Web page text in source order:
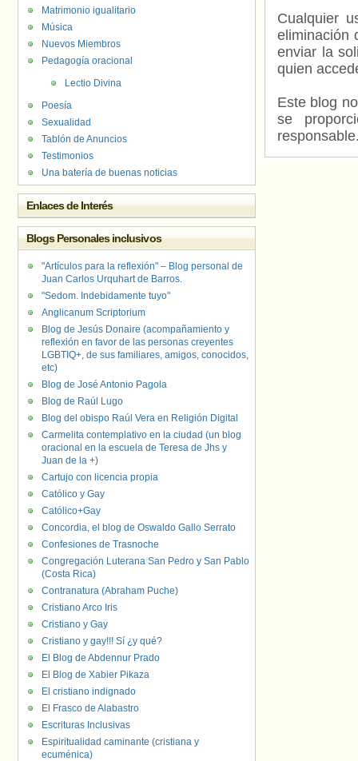
Cualquier
eliminación
enviar la
quien
Este blog
se
Matrimonio igualitario
Música
Nuevos Miembros
Pedagogía oracional
Lectio Divina
Poesía
Sexualidad
Tablón de Anuncios
Testimonios
Una batería de buenas noticias
Enlaces de Interés
Blogs Personales inclusivos
"Artículos para la reflexión" – Blog personal de
Juan Carlos Urquhart de Barros.
"Sedom. Indebidamente tuyo"
Anglicanum Scriptorium
Blog de Jesús Donaire (acompañamiento y
reflexión en favor de las personas creyentes
LGBTIQ+, de sus familiares, amigos, conocidos,
etc)
Blog de José Antonio Pagola
Blog de Raúl Lugo
Blog del obispo Raúl Vera en Religión Digital
Carmelita contemplativo en la ciudad (un blog
oracional en la escuela de Teresa de Jhs y
Juan de la +)
Cartujo con licencia propia
Católico y Gay
Católico+Gay
Concordia, el blog de Oswaldo Gallo Serrato
Confesiones de Trasnoche
Congregación Luterana San Pedro y San Pablo
(Costa Rica)
Contranatura (Abraham Puche)
Cristiano Arco Iris
Cristiano y Gay
Cristiano y gay!!! Sí ¿y qué?
El Blog de Abdennur Prado
El Blog de Xabier Pikaza
El cristiano indignado
El Frasco de Alabastro
Escrituras Inclusivas
Espiritualidad caminante (cristiana y
ecuménica)